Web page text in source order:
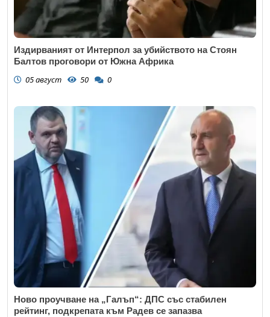
Издирваният от Интерпол за убийството на Стоян
Балтов проговори от Южна Африка
05 август 50 0
Ново проучване на „Галъп“: ДПС със стабилен
рейтинг, подкрепата към Радев се запазва